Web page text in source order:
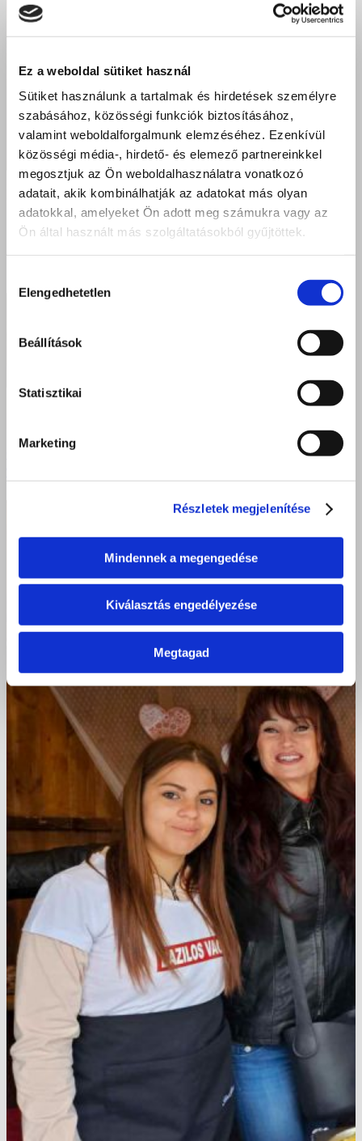
Ez a weboldal sütiket használ
Sütiket használunk a tartalmak és hirdetések személyre
szabásához, közösségi funkciók biztosításához,
valamint weboldalforgalmunk elemzéséhez. Ezenkívül
közösségi média-, hirdető- és elemező partnereinkkel
megosztjuk az Ön weboldalhasználatra vonatkozó
adatait, akik kombinálhatják az adatokat más olyan
adatokkal, amelyeket Ön adott meg számukra vagy az
Ön által használt más szolgáltatásokból gyűjtöttek.
kiválasztása
Elengedhetetlen
Beállítások
Statisztikai
Marketing
Részletek megjelenítése
Mindennek a megengedése
Kiválasztás engedélyezése
Megtagad
Gasztro-Siker: Proﬁ módon vizsgáztak a jövő